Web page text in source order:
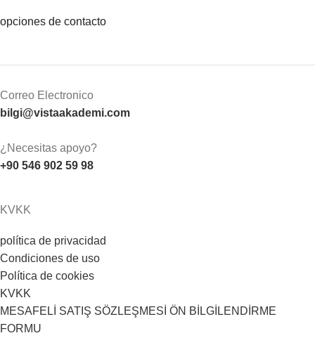
opciones de contacto
Correo Electronico
bilgi@vistaakademi.com
¿Necesitas apoyo?
+90 546 902 59 98
KVKK
política de privacidad
Condiciones de uso
Política de cookies
KVKK
MESAFELİ SATIŞ SÖZLEŞMESİ ÖN BİLGİLENDİRME
FORMU